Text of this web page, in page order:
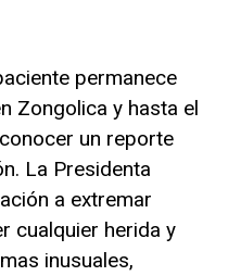
permanece
Zongolica y hasta el
un reporte
La Presidenta
a extremar
cualquier herida y
inusuales,